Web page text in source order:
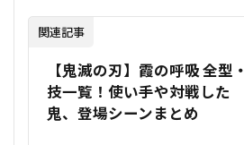
関連記事
【鬼滅の刃】霞の呼吸 全型・
技一覧！使い手や対戦した
鬼、登場シーンまとめ